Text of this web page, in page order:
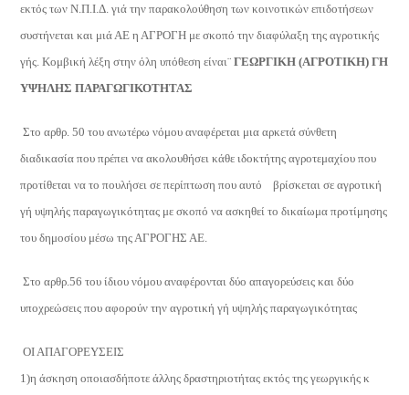
εκτός των Ν.Π.Ι.Δ. γιά την παρακολούθηση των κοινοτικών επιδοτήσεων
συστήνεται και μιά ΑΕ η ΑΓΡΟΓΗ με σκοπό την διαφύλαξη της αγροτικής
γής. Κομβική λέξη στην όλη υπόθεση είναι¨ΓΕΩΡΓΙΚΗ (ΑΓΡΟΤΙΚΗ) ΓΗ
ΥΨΗΛΗΣ ΠΑΡΑΓΩΓΙΚΟΤΗΤΑΣ
Στο αρθρ. 50 του ανωτέρω νόμου αναφέρεται μια αρκετά σύνθετη
διαδικασία που πρέπει να ακολουθήσει κάθε ιδοκτήτης αγροτεμαχίου που
προτίθεται να το πουλήσει σε περίπτωση που αυτό
βρίσκεται σε αγροτική
γή υψηλής παραγωγικότητας με σκοπό να ασκηθεί το δικαίωμα προτίμησης
του δημοσίου μέσω της ΑΓΡΟΓΗΣ ΑΕ.
Στο αρθρ.56 του ίδιου νόμου αναφέρονται δύο απαγορεύσεις και δύο
υποχρεώσεις που αφορούν την αγροτική γή υψηλής παραγωγικότητας
ΟΙ ΑΠΑΓΟΡΕΥΣΕΙΣ
1)η άσκηση οποιασδήποτε άλλης δραστηριοτήτας εκτός της γεωργικής κ